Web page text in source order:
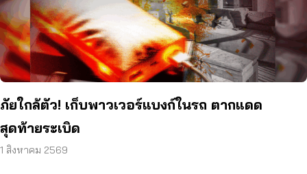
ภัยใกล้ตัว! เก็บพาวเวอร์แบงก์ในรถ ตากแดด
สุดท้ายระเบิด
1 สิงหาคม 2569